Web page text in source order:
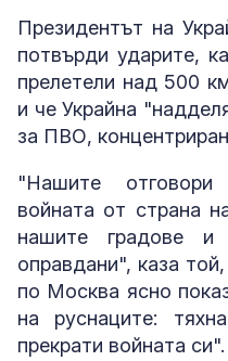
Президентът на
потвърди ударите,
прелетели над 500
и че Украйна
за ПВО,
"Нашите
войната от страна
нашите градове
оправдани", каза
по Москва ясно
на руснаците:
прекрати войната си".